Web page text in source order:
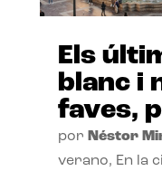
Els
blanc i
faves,
por Néstor
verano, En la